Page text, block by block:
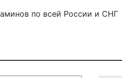
по всей России и СНГ